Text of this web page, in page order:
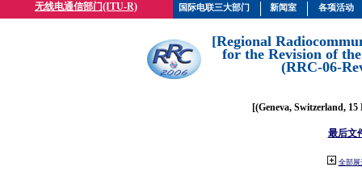
无线电通信部门(ITU-R)
[Regional
for the Revision of
(RRC-06-
[(Geneva, Switzerland, 15
最后文
全部展
国际电联三大部门 新闻室 各项活动